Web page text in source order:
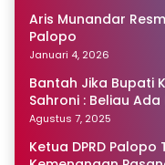
Aris Munandar
Palopo
Januari 4, 2026
Bantah Jika Bupati
Sahroni : Beliau
Agustus 7, 2025
Ketua DPRD